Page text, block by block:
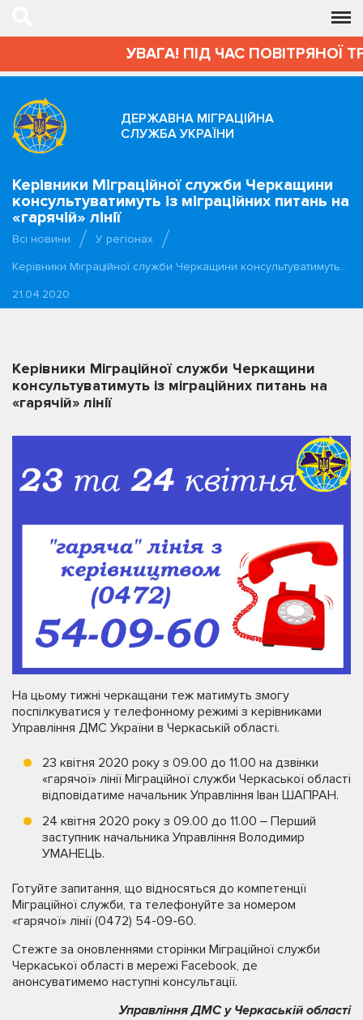
УВАГА! ПІД ЧАС ПОВІТРЯНОЇ
ДЕРЖАВНА МІГРАЦІЙНА
СЛУЖБА УКРАЇНИ
Керівники Міграційної служби Черкащини
консультуватимуть із міграційних питань на
«гарячій» лінії
Всі новини
У регіонах
Керівники Міграційної служби Черкащини консультуватимуть…
21.04.2020
Керівники Міграційної служби Черкащини
консультуватимуть із міграційних питань на
«гарячій» лінії
На цьому тижні черкащани теж матимуть змогу
поспілкуватися у телефонному режимі з керівниками
Управління ДМС України в Черкаській області.
23 квітня 2020 року з 09.00 до 11.00 на дзвінки
«гарячої» лінії Міграційної служби Черкаської області
відповідатиме начальник Управління Іван ШАПРАН.
24 квітня 2020 року з 09.00 до 11.00 ‒ Перший
заступник начальника Управління Володимир
УМАНЕЦЬ.
Готуйте запитання, що відносяться до компетенції
Міграційної служби, та телефонуйте за номером
«гарячої» лінії (0472) 54-09-60.
Стежте за оновленнями сторінки Міграційної служби
Черкаської області в мережі Facebook, де
анонсуватимемо наступні консультації.
Управління ДМС у Черкаській області